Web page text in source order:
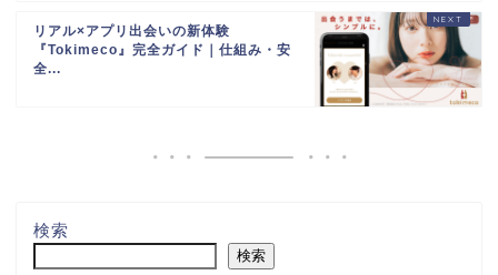
リアル×アプリ出会いの新体験
『Tokimeco』完全ガイド｜仕組み・安
全...
検索
検索